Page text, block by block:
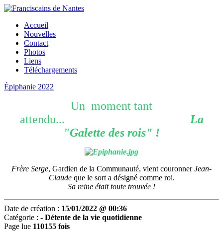
Accueil
Nouvelles
Contact
Photos
Liens
Téléchargements
Épiphanie 2022
Un moment tant
attendu...
La
"Galette des rois" !
Frère Serge, Gardien de la Communauté, vient couronnerJean-
Claudeque le sort a désigné comme roi.
Sa reine était toute trouvée !
Date de création : 15/01/2022 @ 00:36
Catégorie : - Détente de la vie quotidienne
Page lue 110155 fois